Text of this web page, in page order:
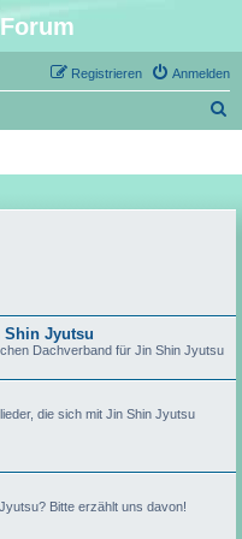
Anmelden
Registrieren
Shin Jyutsu
Dachverband für Jin Shin Jyutsu
die sich mit Jin Shin Jyutsu
Bitte erzählt uns davon!